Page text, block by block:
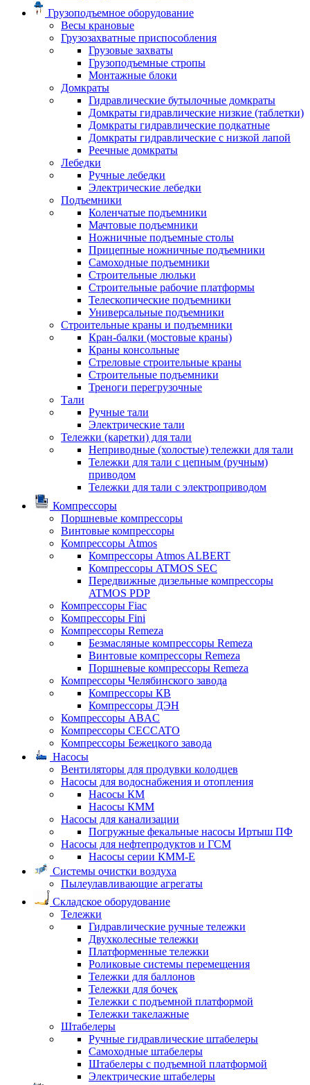
Грузоподъемное оборудование
Весы крановые
Грузозахватные приспособления
Грузовые захваты
Грузоподъемные стропы
Монтажные блоки
Домкраты
Гидравлические бутылочные домкраты
Домкраты гидравлические низкие (таблетки)
Домкраты гидравлические подкатные
Домкраты гидравлические с низкой лапой
Реечные домкраты
Лебедки
Ручные лебедки
Электрические лебедки
Подъемники
Коленчатые подъемники
Мачтовые подъемники
Ножничные подъемные столы
Прицепные ножничные подъемники
Самоходные подъемники
Строительные люльки
Строительные рабочие платформы
Телескопические подъемники
Универсальные подъемники
Строительные краны и подъемники
Кран-балки (мостовые краны)
Краны консольные
Стреловые строительные краны
Строительные подъемники
Треноги перегрузочные
Тали
Ручные тали
Электрические тали
Тележки (каретки) для тали
Неприводные (холостые) тележки для тали
Тележки для тали с цепным (ручным)
приводом
Тележки для тали с электроприводом
Компрессоры
Поршневые компрессоры
Винтовые компрессоры
Компрессоры Atmos
Компрессоры Atmos ALBERT
Компрессоры ATMOS SEC
Передвижные дизельные компрессоры
ATMOS PDP
Компрессоры Fiac
Компрессоры Fini
Компрессоры Remeza
Безмасляные компрессоры Remeza
Винтовые компрессоры Remeza
Поршневые компрессоры Remeza
Компрессоры Челябинского завода
Компрессоры КВ
Компрессоры ДЭН
Компрессоры ABAC
Компрессоры CECCATO
Компрессоры Бежецкого завода
Насосы
Вентиляторы для продувки колодцев
Насосы для водоснабжения и отопления
Насосы КМ
Насосы КММ
Насосы для канализации
Погружные фекальные насосы Иртыш ПФ
Насосы для нефтепродуктов и ГСМ
Насосы серии КММ-Е
Системы очистки воздуха
Пылеулавливающие агрегаты
Складское оборудование
Тележки
Гидравлические ручные тележки
Двухколесные тележки
Платформенные тележки
Роликовые системы перемещения
Тележки для баллонов
Тележки для бочек
Тележки с подъемной платформой
Тележки такелажные
Штабелеры
Ручные гидравлические штабелеры
Самоходные штабелеры
Штабелеры с подъемной платформой
Электрические штабелеры